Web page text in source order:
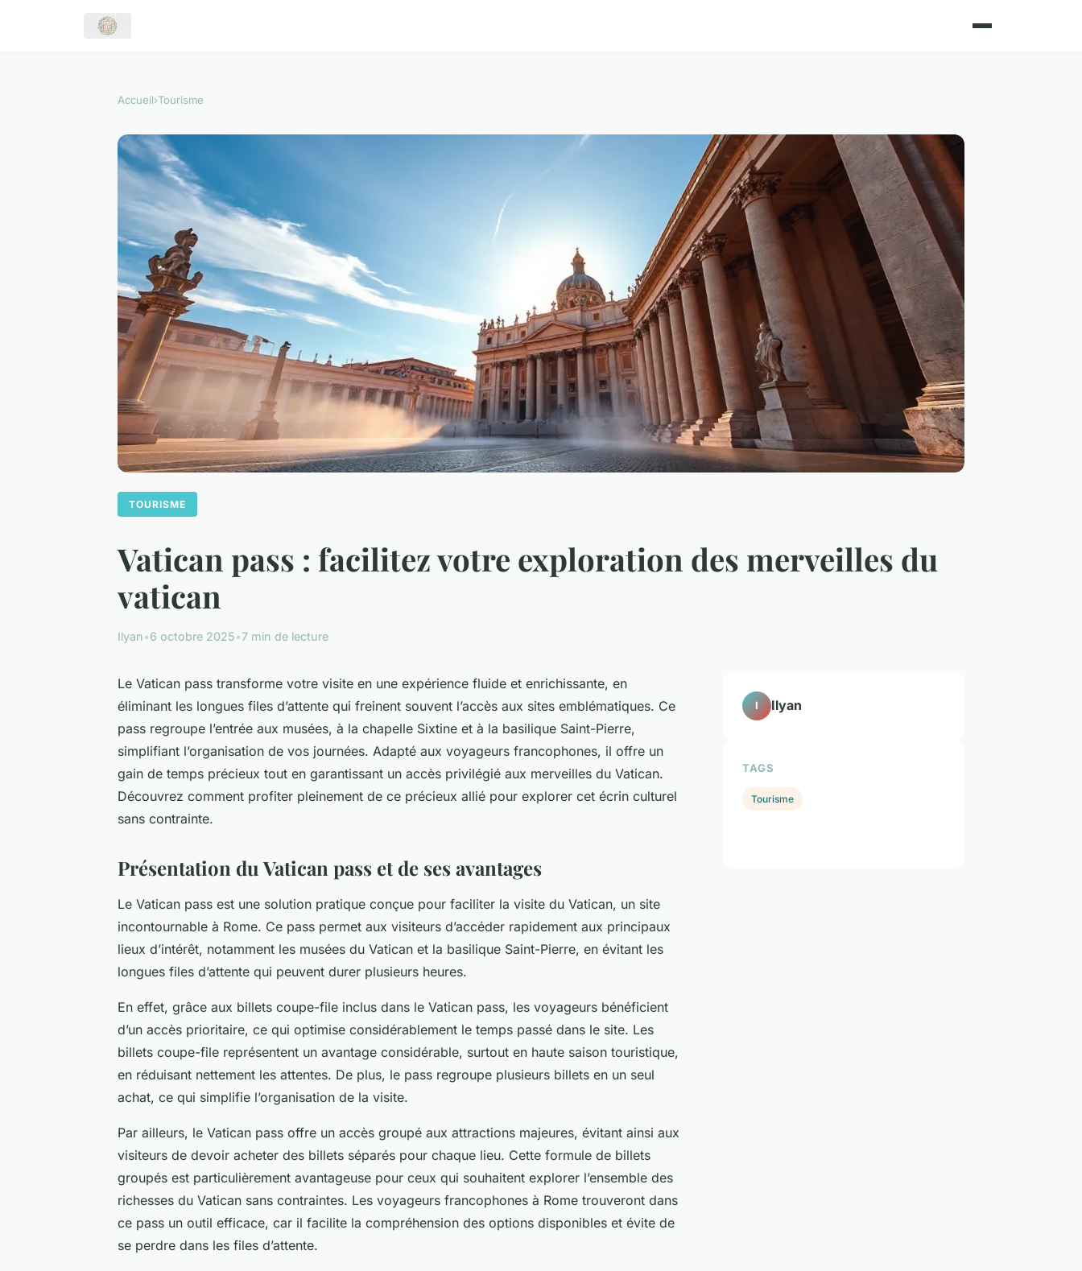
Accueil›Tourisme
TOURISME
Vatican pass : facilitez votre exploration des merveilles du
vatican
Ilyan•6 octobre 2025•7 min de lecture
Le Vatican pass transforme votre visite en une expérience fluide et enrichissante, en
éliminant les longues files d’attente qui freinent souvent l’accès aux sites emblématiques. Ce
pass regroupe l’entrée aux musées, à la chapelle Sixtine et à la basilique Saint-Pierre,
simplifiant l’organisation de vos journées. Adapté aux voyageurs francophones, il offre un
gain de temps précieux tout en garantissant un accès privilégié aux merveilles du Vatican.
Découvrez comment profiter pleinement de ce précieux allié pour explorer cet écrin culturel
sans contrainte.
Présentation du Vatican pass et de ses avantages
Le Vatican pass est une solution pratique conçue pour faciliter la visite du Vatican, un site
incontournable à Rome. Ce pass permet aux visiteurs d’accéder rapidement aux principaux
lieux d’intérêt, notamment les musées du Vatican et la basilique Saint-Pierre, en évitant les
longues files d’attente qui peuvent durer plusieurs heures.
En effet, grâce aux billets coupe-file inclus dans le Vatican pass, les voyageurs bénéficient
d’un accès prioritaire, ce qui optimise considérablement le temps passé dans le site. Les
billets coupe-file représentent un avantage considérable, surtout en haute saison touristique,
en réduisant nettement les attentes. De plus, le pass regroupe plusieurs billets en un seul
achat, ce qui simplifie l’organisation de la visite.
Par ailleurs, le Vatican pass offre un accès groupé aux attractions majeures, évitant ainsi aux
visiteurs de devoir acheter des billets séparés pour chaque lieu. Cette formule de billets
groupés est particulièrement avantageuse pour ceux qui souhaitent explorer l’ensemble des
richesses du Vatican sans contraintes. Les voyageurs francophones à Rome trouveront dans
ce pass un outil efficace, car il facilite la compréhension des options disponibles et évite de
se perdre dans les files d’attente.
I Ilyan
TAGS
Tourisme